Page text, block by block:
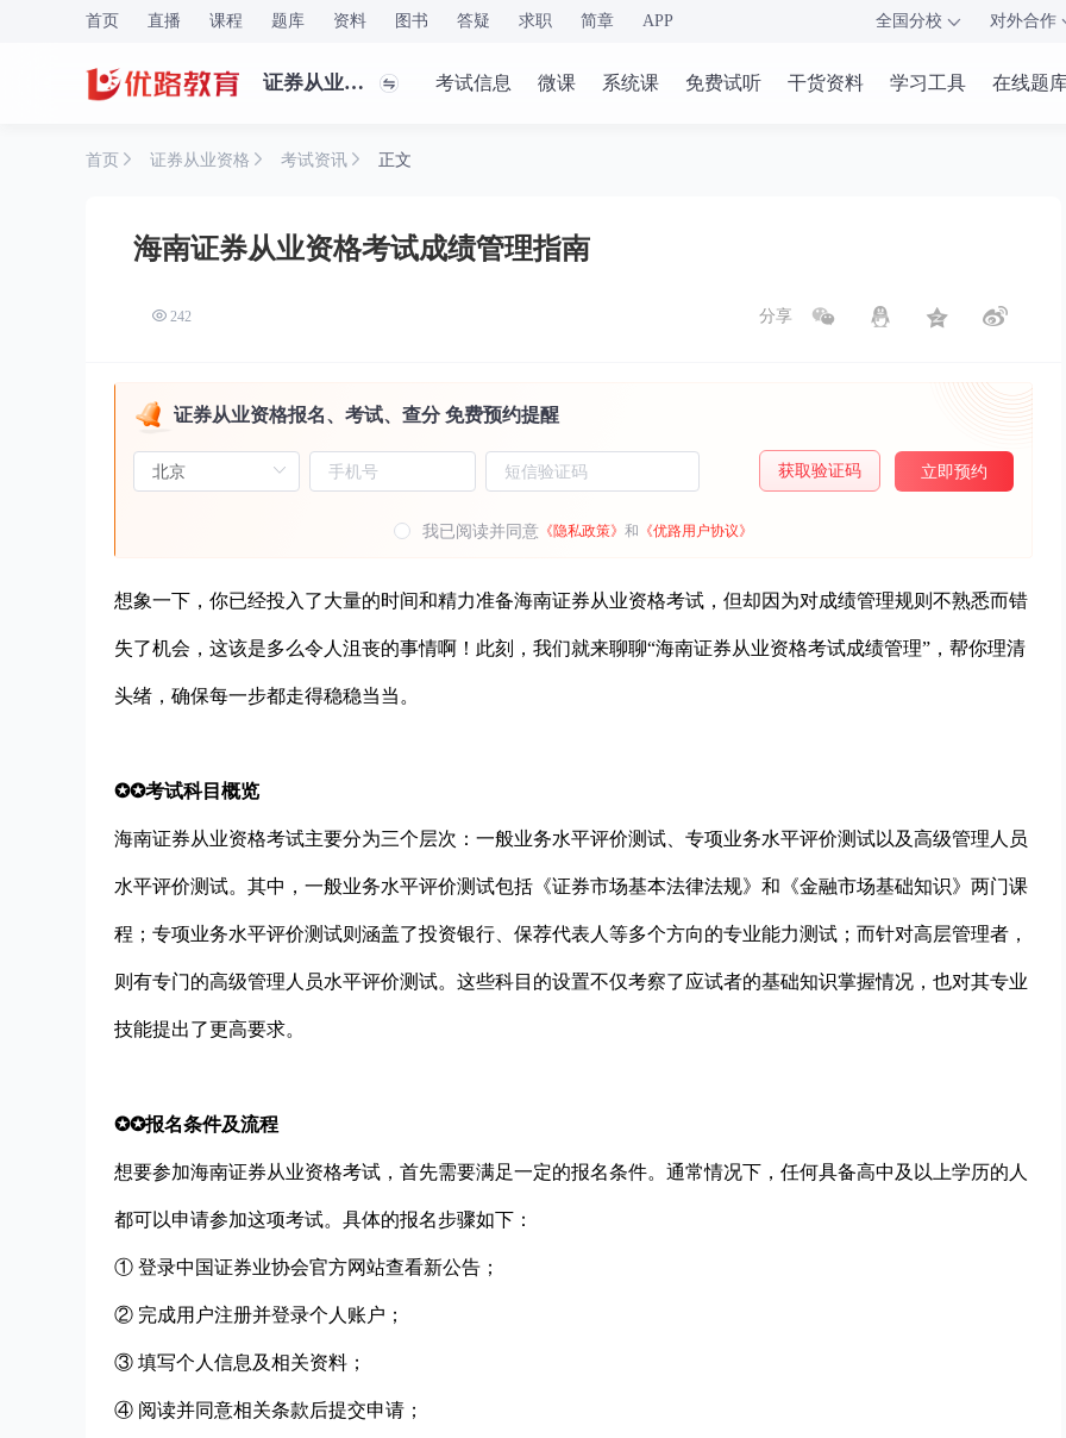
首页 直播 课程 题库 资料 图书 答疑 求职 简章 APP 全国分校 对外合作
证券从业资格 考试信息 微课 系统课 免费试听 干货资料 学习工具 在线题
首页 证券从业资格 考试资讯 正文
海南证券从业资格考试成绩管理指南
242 分享
证券从业资格报名、考试、查分 免费预约提醒
获取验证码 立即预约
我已阅读并同意 《隐私政策》 和 《优路用户协议》
想象一下，你已经投入了大量的时间和精力准备海南证券从业资格考试，但却因为对成绩管理规则不熟悉而错
失了机会，这该是多么令人沮丧的事情啊！此刻，我们就来聊聊“海南证券从业资格考试成绩管理”，帮你理清
头绪，确保每一步都走得稳稳当当。
✪✪考试科目概览
海南证券从业资格考试主要分为三个层次：一般业务水平评价测试、专项业务水平评价测试以及高级管理人员
水平评价测试。其中，一般业务水平评价测试包括《证券市场基本法律法规》和《金融市场基础知识》两门课
程；专项业务水平评价测试则涵盖了投资银行、保荐代表人等多个方向的专业能力测试；而针对高层管理者，
则有专门的高级管理人员水平评价测试。这些科目的设置不仅考察了应试者的基础知识掌握情况，也对其专业
技能提出了更高要求。
✪✪报名条件及流程
想要参加海南证券从业资格考试，首先需要满足一定的报名条件。通常情况下，任何具备高中及以上学历的人
都可以申请参加这项考试。具体的报名步骤如下：
① 登录中国证券业协会官方网站查看新公告；
② 完成用户注册并登录个人账户；
③ 填写个人信息及相关资料；
④ 阅读并同意相关条款后提交申请；